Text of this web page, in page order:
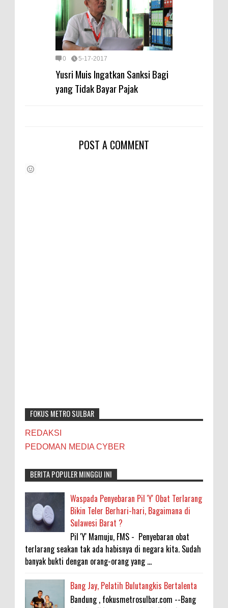
0 5-17-2017
Yusri Muis Ingatkan Sanksi Bagi
yang Tidak Bayar Pajak
POST A COMMENT
FOKUS METRO SULBAR
REDAKSI
PEDOMAN MEDIA CYBER
BERITA POPULER MINGGU INI
Waspada Penyebaran Pil 'Y' Obat Terlarang
Bikin Teler Berhari-hari, Bagaimana di
Sulawesi Barat ?
Pil 'Y' Mamuju, FMS - Penyebaran obat
terlarang seakan tak ada habisnya di negara kita. Sudah
banyak bukti dengan orang-orang yang ...
Bang Jay, Pelatih Bulutangkis Bertalenta
Bandung , fokusmetrosulbar.com --Bang